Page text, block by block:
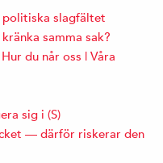
slagfältet
samma sak?
du når oss | Våra
sig i (S)
— därför riskerar den